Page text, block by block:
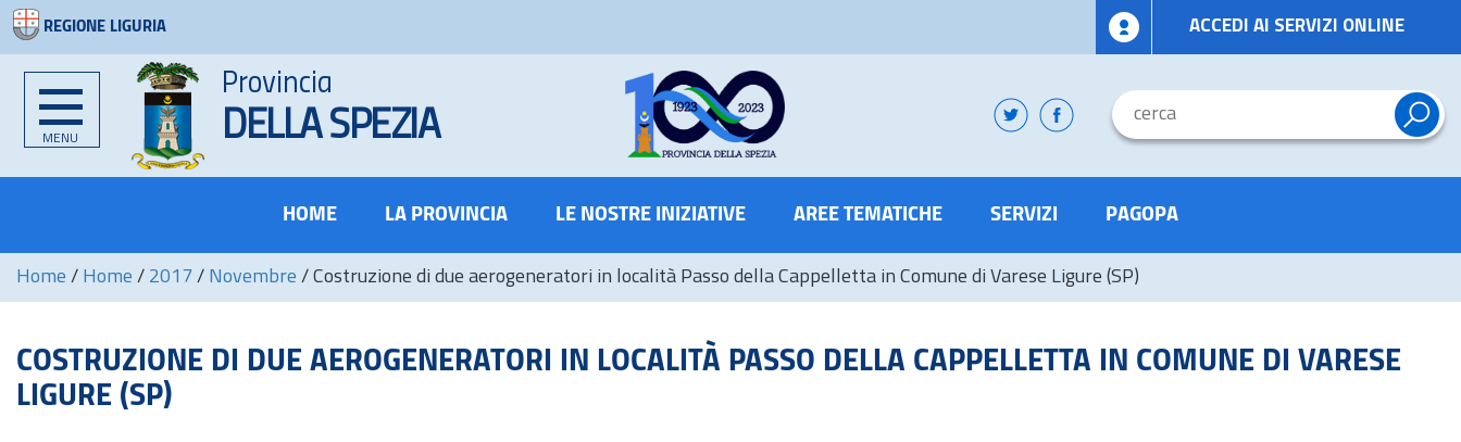
REGIONE LIGURIA ACCEDI AI SERVIZI ONLINE
MENU
Provincia
DELLA SPEZIA
HOME LA PROVINCIA LE NOSTRE INIZIATIVE AREE TEMATICHE SERVIZI PAGOPA
Home / Home / 2017 / Novembre / Costruzione di due aerogeneratori in località Passo della Cappelletta in Comune di Varese Ligure (SP)
COSTRUZIONE DI DUE AEROGENERATORI IN LOCALITÀ PASSO DELLA CAPPELLETTA IN COMUNE DI VARESE
LIGURE (SP)